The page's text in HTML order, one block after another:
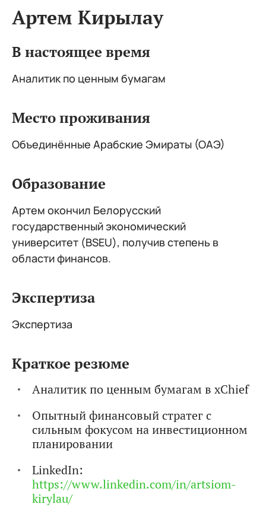
Артем Кирылау
В настоящее время
Аналитик по ценным бумагам
Место проживания
Объединённые Арабские Эмираты (ОАЭ)
Образование
Артем окончил Белорусский
государственный экономический
университет (BSEU), получив степень в
области финансов.
Экспертиза
Экспертиза
Краткое резюме
Аналитик по ценным бумагам в xChief
Опытный финансовый стратег с
сильным фокусом на инвестиционном
планировании
LinkedIn:
https://www.linkedin.com/in/artsiom-
kirylau/